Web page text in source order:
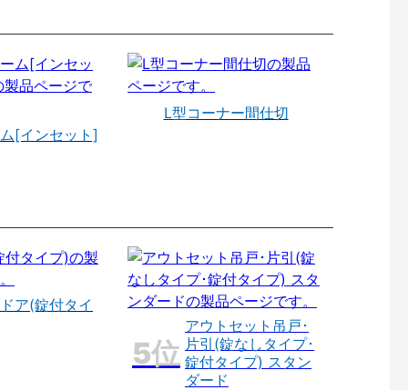
[インセット]
L型コーナー間仕切
ア(錠付タイ
アウトセット吊戸･
片引(錠なしタイプ･
錠付タイプ) スタン
ダード